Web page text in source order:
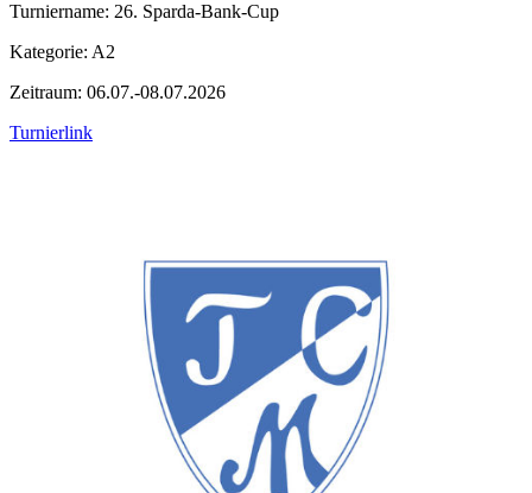
Turniername: 26. Sparda-Bank-Cup
Kategorie: A2
Zeitraum: 06.07.-08.07.2026
Turnierlink